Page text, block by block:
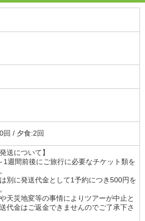
回 / 夕食:2回
送について】
1週間前後にご旅行に必要なチケット類を
別に発送代金として1予約につき500円を
天災地変等の事情によりツアーが中止と
代金はご返金できませんのでご了承下さ